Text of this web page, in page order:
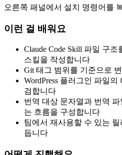
오른쪽 패널에서 설치 명령어를
이런 걸 배워요
Claude Code Skill 파일 구
스킬을 작성합니다
Git 태그 범위를 기준으로
WordPress 플러그인 파일
검합니다
번역 대상 문자열과 번역
는 흐름을 구성합니다
팀에서 재사용할 수 있는
듭니다